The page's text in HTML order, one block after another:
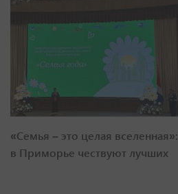
«Семья – это целая вселенная»:
в Приморье чествуют лучших